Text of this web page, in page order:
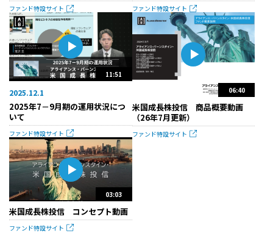
ファンド特設サイト ファンド特設サイト
11:51
2025.12.1
2025年7－9月期の運用状況につ
いて
ファンド特設サイト
06:40
米国成長株投信 商品概要動画
（26年7月更新）
ファンド特設サイト
03:03
米国成長株投信 コンセプト動画
ファンド特設サイト